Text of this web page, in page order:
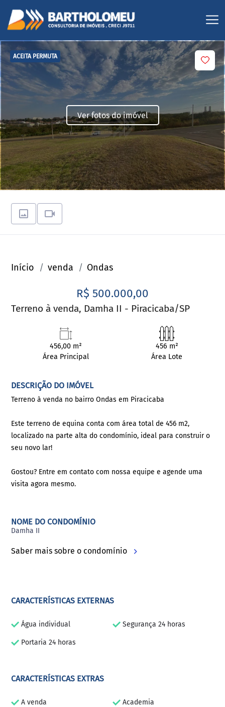
ACEITA PERMUTA
Ver fotos do imóvel
Início venda Ondas
R$ 500.000,00
Terreno à venda, Damha II - Piracicaba/SP
456,00 m²
Área Principal
456 m²
Área Lote
DESCRIÇÃO DO IMÓVEL
Terreno à venda no bairro Ondas em Piracicaba
Este terreno de equina conta com área total de 456 m2,
localizado na parte alta do condomínio, ideal para construir o
seu novo lar!
Gostou? Entre em contato com nossa equipe e agende uma
visita agora mesmo.
NOME DO CONDOMÍNIO
Damha II
Saber mais sobre o condomínio
CARACTERÍSTICAS EXTERNAS
Água individual Segurança 24 horas
Portaria 24 horas
CARACTERÍSTICAS EXTRAS
A venda Academia